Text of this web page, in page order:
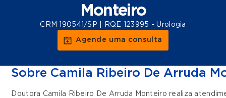
Monteiro
CRM 190541/SP | RQE 123995 - Urologia
Agende uma consulta
Sobre Camila Ribeiro De Arruda
Doutora Camila Ribeiro De Arruda Monteiro realiza